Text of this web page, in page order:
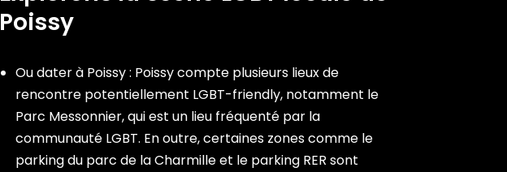
Poissy
Ou dater à Poissy : Poissy compte plusieurs lieux de
rencontre potentiellement LGBT-friendly, notamment le
Parc Messonnier, qui est un lieu fréquenté par la
communauté LGBT. En outre, certaines zones comme le
parking du parc de la Charmille et le parking RER sont